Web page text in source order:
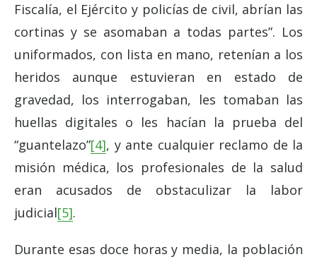
Fiscalía, el Ejército y policías de civil, abrían las
cortinas y se asomaban a todas partes”. Los
uniformados, con lista en mano, retenían a los
heridos aunque estuvieran en estado de
gravedad, los interrogaban, les tomaban las
huellas digitales o les hacían la prueba del
“guantelazo”[4], y ante cualquier reclamo de la
misión médica, los profesionales de la salud
eran acusados de obstaculizar la labor
judicial[5].
Durante esas doce horas y media, la población